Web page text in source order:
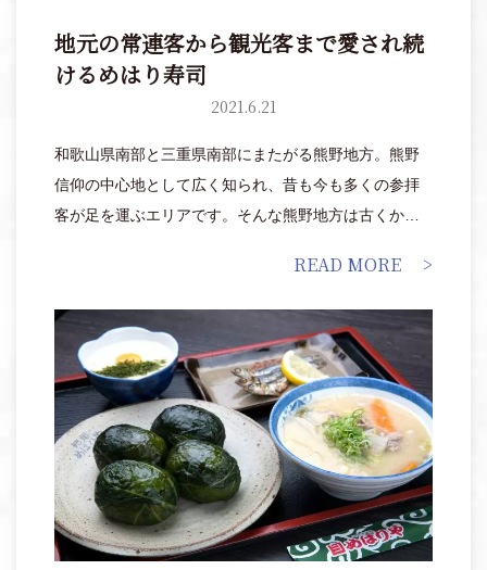
地元の常連客から観光客まで愛され続
けるめはり寿司
2021.6.21
和歌山県南部と三重県南部にまたがる熊野地方。熊野
信仰の中心地として広く知られ、昔も今も多くの参拝
客が足を運ぶエリアです。そんな熊野地方は古くから
高菜の葉で包み込んだおにぎり「めはり寿司」は特産
品として名を馳せています。
READ MORE